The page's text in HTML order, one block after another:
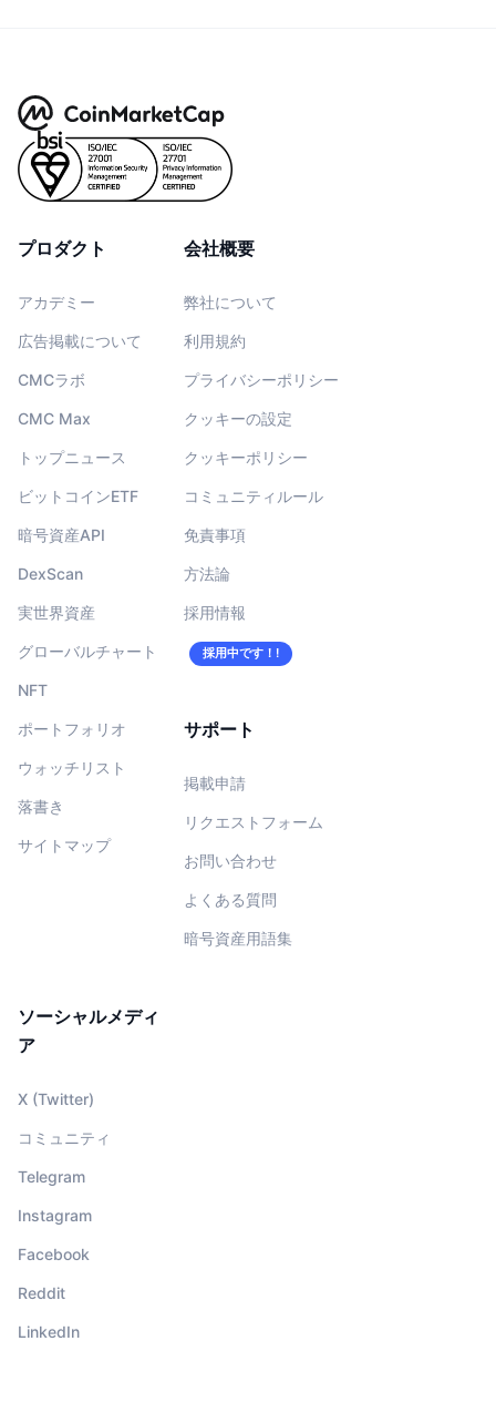
プロダクト
アカデミー
広告掲載について
CMCラボ
CMC Max
トップニュース
ビットコインETF
暗号資産API
DexScan
実世界資産
グローバルチャート
NFT
ポートフォリオ
ウォッチリスト
落書き
サイトマップ
会社概要
弊社について
利用規約
プライバシーポリシー
クッキーの設定
クッキーポリシー
コミュニティルール
免責事項
方法論
採用情報
採用中です！!
サポート
掲載申請
リクエストフォーム
お問い合わせ
よくある質問
暗号資産用語集
ソーシャルメディ
ア
X (Twitter)
コミュニティ
Telegram
Instagram
Facebook
Reddit
LinkedIn